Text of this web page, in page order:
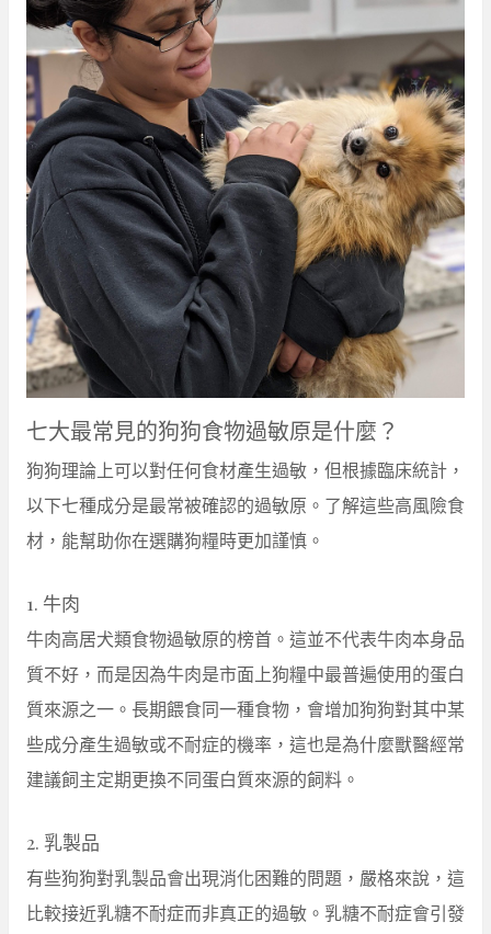
七大最常見的狗狗食物過敏原是什麼？
狗狗理論上可以對任何食材產生過敏，但根據臨床統計，
以下七種成分是最常被確認的過敏原。了解這些高風險食
材，能幫助你在選購狗糧時更加謹慎。
1. 牛肉
牛肉高居犬類食物過敏原的榜首。這並不代表牛肉本身品
質不好，而是因為牛肉是市面上狗糧中最普遍使用的蛋白
質來源之一。長期餵食同一種食物，會增加狗狗對其中某
些成分產生過敏或不耐症的機率，這也是為什麼獸醫經常
建議飼主定期更換不同蛋白質來源的飼料。
2. 乳製品
有些狗狗對乳製品會出現消化困難的問題，嚴格來說，這
比較接近乳糖不耐症而非真正的過敏。乳糖不耐症會引發